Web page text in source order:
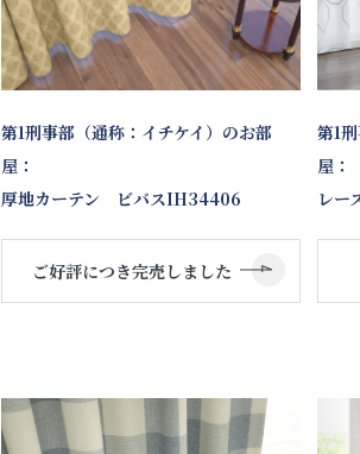
第1刑事部（通称：イチケイ）のお部
屋：
厚地カーテン ビバスIH34406
ご好評につき完売しました
第1
屋：
レー